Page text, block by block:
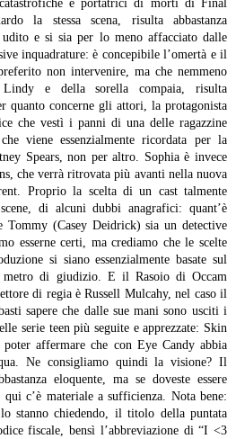
e portatrici di morti di Final
la stessa scena, risulta abbastanza
udito e si sia per lo meno affacciato dalle
inquadrature: è concepibile l’omertà e il
non intervenire, ma che nemmeno
e della sorella compaia, risulta
quanto concerne gli attori, la protagonista
che vestì i panni di una delle ragazzine
viene essenzialmente ricordata per la
Spears, non per altro. Sophia è invece
che verrà ritrovata più avanti nella nuova
Proprio la scelta di un cast talmente
di alcuni dubbi anagrafici: quant’è
Tommy (Casey Deidrick) sia un detective
esserne certi, ma crediamo che le scelte
si siano essenzialmente basate sul
metro di giudizio. E il Rasoio di Occam
di regia è Russell Mulcahy, nel caso il
sapere che dalle sue mani sono usciti i
serie teen più seguite e apprezzate: Skin
affermare che con Eye Candy abbia
Ne consigliamo quindi la visione? Il
eloquente, ma se doveste essere
c’è materiale a sufficienza. Nota bene:
stanno chiedendo, il titolo della puntata
fiscale, bensì l’abbreviazione di “I <3